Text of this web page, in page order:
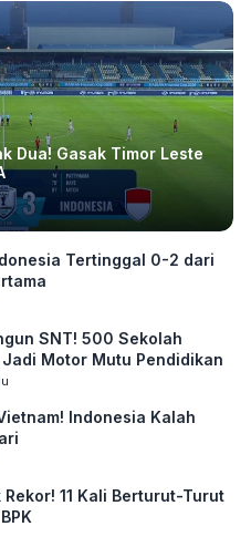
Dua! Gasak Timor Leste
Tertinggal 0-2 dari
SNT! 500 Sekolah
Motor Mutu Pendidikan
Indonesia Kalah
11 Kali Berturut-Turut